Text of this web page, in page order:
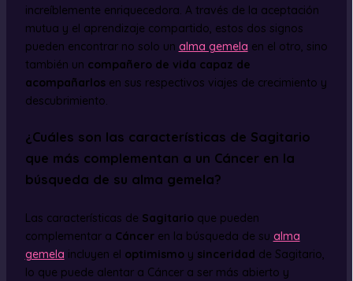
increíblemente enriquecedora. A través de la aceptación
mutua y el aprendizaje compartido, estos dos signos
pueden encontrar no solo un alma gemela en el otro, sino
también un compañero de vida capaz de
acompañarlosen sus respectivos viajes de crecimiento y
descubrimiento.
¿Cuáles son las características de Sagitario
que más complementan a un Cáncer en la
búsqueda de su alma gemela?
Las características de Sagitarioque pueden
complementar a Cánceren la búsqueda de su alma
gemela incluyen el optimismoy sinceridad de Sagitario,
lo que puede alentar a Cáncer a ser más abierto y